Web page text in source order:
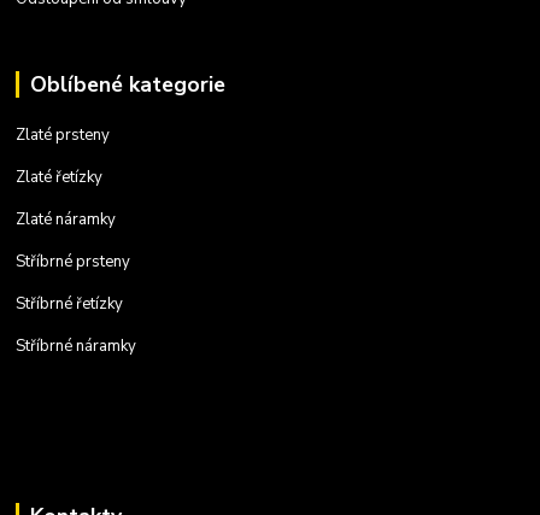
Oblíbené kategorie
Zlaté prsteny
Zlaté řetízky
Zlaté náramky
Stříbrné prsteny
Stříbrné řetízky
Stříbrné náramky